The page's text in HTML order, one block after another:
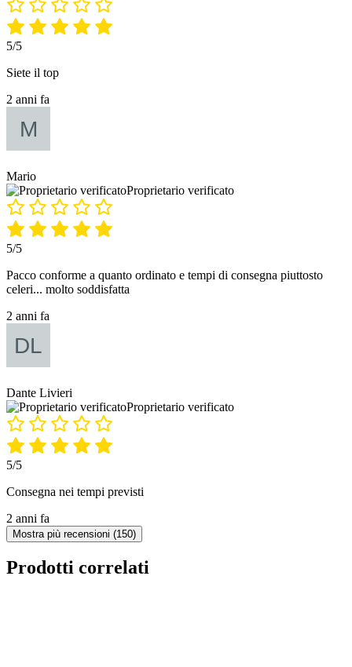
5/5
Siete il top
2 anni fa
Mario
Proprietario verificato
5/5
Pacco conforme a quanto ordinato e tempi di consegna piuttosto
celeri... molto soddisfatta
2 anni fa
Dante Livieri
Proprietario verificato
5/5
Consegna nei tempi previsti
2 anni fa
Mostra più recensioni (150)
Prodotti correlati